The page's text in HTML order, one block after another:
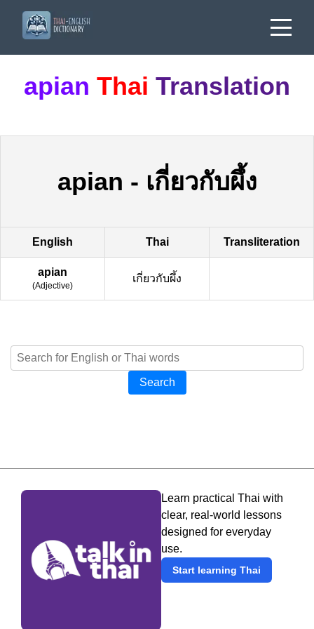
apian Thai Translation
apian - เกี่ยวกับผึ้ง
English Thai Transliteration
apian
(Adjective)
เกี่ยวกับผึ้ง
Search
Learn practical Thai with
clear, real-world lessons
designed for everyday
use.
Start learning Thai